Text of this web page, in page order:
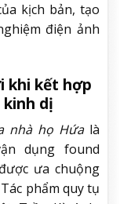
kịch bản, tạo
điện ảnh
khi kết hợp
dị
nhà họ Hứalà
dụng found
ưa chuộng
phẩm quy tụ